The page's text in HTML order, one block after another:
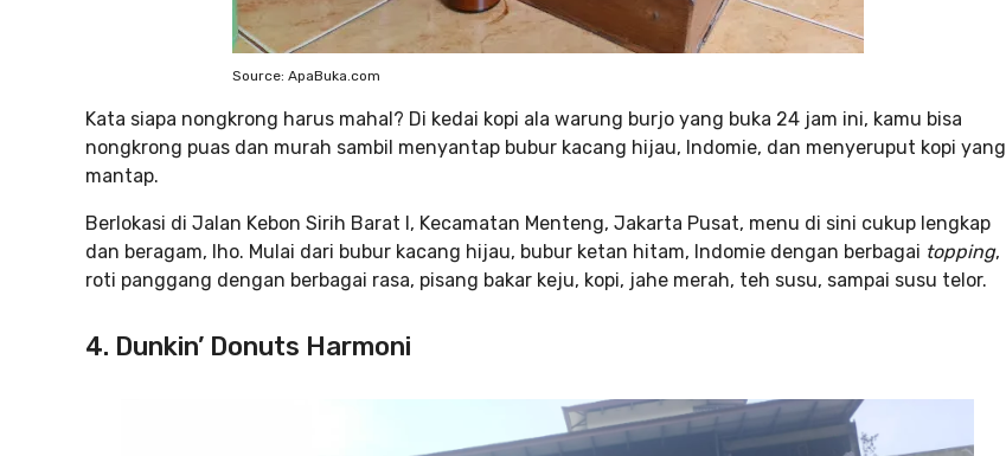
Source: ApaBuka.com
Kata siapa nongkrong harus mahal? Di kedai kopi ala warung burjo yang buka 24 jam ini, kamu bisa
nongkrong puas dan murah sambil menyantap bubur kacang hijau, Indomie, dan menyeruput kopi yang
mantap.
Berlokasi di Jalan Kebon Sirih Barat I, Kecamatan Menteng, Jakarta Pusat, menu di sini cukup lengkap
dan beragam, lho. Mulai dari bubur kacang hijau, bubur ketan hitam, Indomie dengan berbagai topping,
roti panggang dengan berbagai rasa, pisang bakar keju, kopi, jahe merah, teh susu, sampai susu telor.
4. Dunkin’ Donuts Harmoni